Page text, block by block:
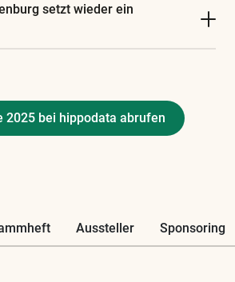
setzt wieder ein
2025 bei hippodata abrufen
Aussteller Sponsoring